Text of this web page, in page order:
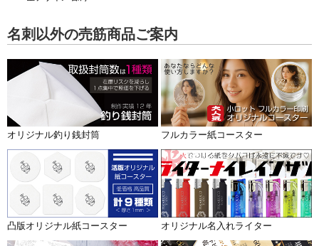
名刺以外の売筋商品ご案内
オリジナル釣り銭封筒 フルカラー紙コースター
凸版オリジナル紙コースター オリジナル名入れライター